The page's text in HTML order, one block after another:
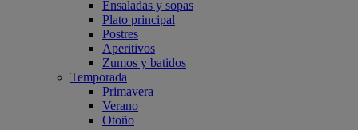
Ensaladas y sopas
Plato principal
Postres
Aperitivos
Zumos y batidos
Temporada
Primavera
Verano
Otoño